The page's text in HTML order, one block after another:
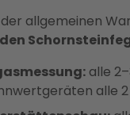
allgemeinen
alle
alle